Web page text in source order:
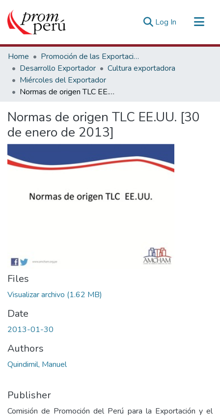
Log In (current)
Communities & Collections
All of DSpace
Statistics
Estadísticas Externas
Home
Promoción de las Exportaciones
Desarrollo Exportador
Cultura exportadora
Miércoles del Exportador
Normas de origen TLC EE.UU. [30 de enero de 2013]
Normas de origen TLC EE.UU. [30
de enero de 2013]
Files
Visualizar archivo (1.62 MB)
Date
2013-01-30
Authors
Quindimil, Manuel
Publisher
Comisión de Promoción del Perú para la Exportación y el